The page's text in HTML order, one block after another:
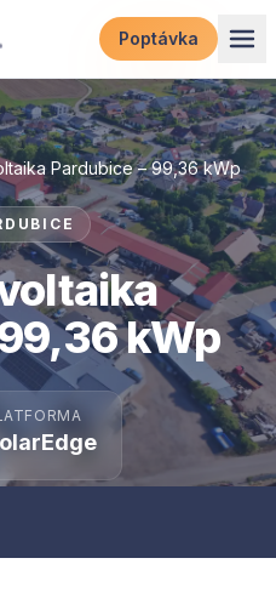
Poptávka
Pardubice – 99,36 kWp
kWp